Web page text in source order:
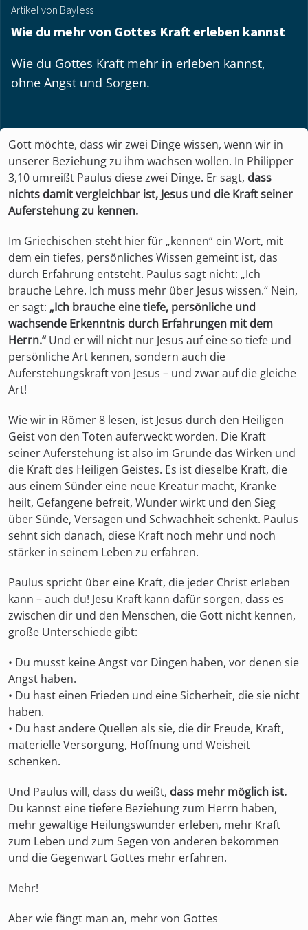
Artikel von Bayless
Wie du mehr von Gottes Kraft erleben kannst
Wie du Gottes Kraft mehr in erleben kannst,
ohne Angst und Sorgen.
Gott möchte, dass wir zwei Dinge wissen, wenn wir in
unserer Beziehung zu ihm wachsen wollen. In Philipper
3,10 umreißt Paulus diese zwei Dinge. Er sagt, dass
nichts damit vergleichbar ist, Jesus und die Kraft seiner
Auferstehung zu kennen.
Im Griechischen steht hier für „kennen“ ein Wort, mit
dem ein tiefes, persönliches Wissen gemeint ist, das
durch Erfahrung entsteht. Paulus sagt nicht: „Ich
brauche Lehre. Ich muss mehr über Jesus wissen.“ Nein,
er sagt: „Ich brauche eine tiefe, persönliche und
wachsende Erkenntnis durch Erfahrungen mit dem
Herrn.“ Und er will nicht nur Jesus auf eine so tiefe und
persönliche Art kennen, sondern auch die
Auferstehungskraft von Jesus – und zwar auf die gleiche
Art!
Wie wir in Römer 8 lesen, ist Jesus durch den Heiligen
Geist von den Toten auferweckt worden. Die Kraft
seiner Auferstehung ist also im Grunde das Wirken und
die Kraft des Heiligen Geistes. Es ist dieselbe Kraft, die
aus einem Sünder eine neue Kreatur macht, Kranke
heilt, Gefangene befreit, Wunder wirkt und den Sieg
über Sünde, Versagen und Schwachheit schenkt. Paulus
sehnt sich danach, diese Kraft noch mehr und noch
stärker in seinem Leben zu erfahren.
Paulus spricht über eine Kraft, die jeder Christ erleben
kann – auch du! Jesu Kraft kann dafür sorgen, dass es
zwischen dir und den Menschen, die Gott nicht kennen,
große Unterschiede gibt:
• Du musst keine Angst vor Dingen haben, vor denen sie
Angst haben.
• Du hast einen Frieden und eine Sicherheit, die sie nicht
haben.
• Du hast andere Quellen als sie, die dir Freude, Kraft,
materielle Versorgung, Hoffnung und Weisheit
schenken.
Und Paulus will, dass du weißt, dass mehr möglich ist.
Du kannst eine tiefere Beziehung zum Herrn haben,
mehr gewaltige Heilungswunder erleben, mehr Kraft
zum Leben und zum Segen von anderen bekommen
und die Gegenwart Gottes mehr erfahren.
Mehr!
Aber wie fängt man an, mehr von Gottes